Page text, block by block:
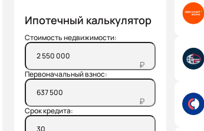
Ипотечный калькулятор
Стоимость недвижимости:
₽
Первоначальный взнос:
₽
Срок кредита: